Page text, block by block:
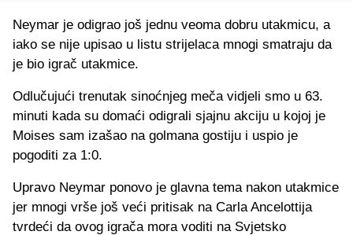
Neymar je odigrao još jednu veoma dobru utakmicu, a
iako se nije upisao u listu strijelaca mnogi smatraju da
je bio igrač utakmice.
Odlučujući trenutak sinoćnjeg meča vidjeli smo u 63.
minuti kada su domaći odigrali sjajnu akciju u kojoj je
Moises sam izašao na golmana gostiju i uspio je
pogoditi za 1:0.
Upravo Neymar ponovo je glavna tema nakon utakmice
jer mnogi vrše još veći pritisak na Carla Ancelottija
tvrdeći da ovog igrača mora voditi na Svjetsko